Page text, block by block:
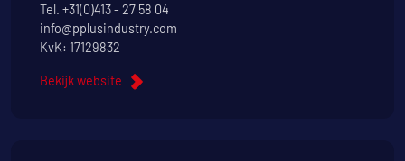
Tel. +31(0)413 - 27 58 04
info@pplusindustry.com
KvK: 17129832
Bekijk website